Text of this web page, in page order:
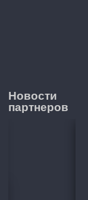
Новости
партнеров